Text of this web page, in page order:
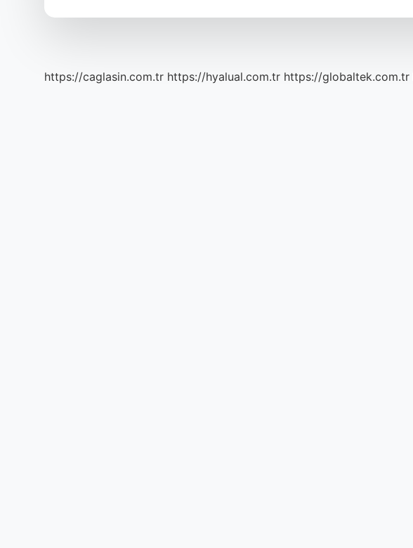
https://caglasin.com.tr https://hyalual.com.tr https://globaltek.com.tr